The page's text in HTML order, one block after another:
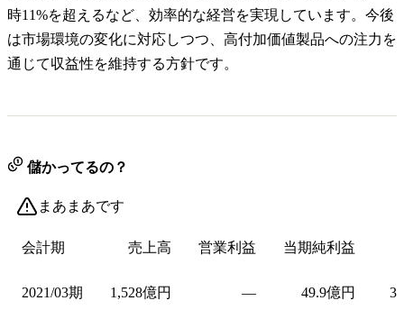
時11%を超えるなど、効率的な経営を実現しています。今後
は市場環境の変化に対応しつつ、高付加価値製品への注力を
通じて収益性を維持する方針です。
儲かってるの？
まあまあです
会計期 売上高 営業利益 当期純利益
2021/03期 1,528億円 — 49.9億円